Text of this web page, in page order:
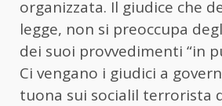
organizzata. Il giudice che
legge, non si preoccupa
dei suoi provvedimenti “in
Ci vengano i giudici a
tuona sui socialil terrorista